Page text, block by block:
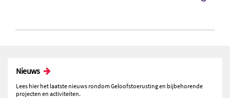
Nieuws
Lees hier het laatste nieuws rondom Geloofstoerusting en bijbehorende
projecten en activiteiten.